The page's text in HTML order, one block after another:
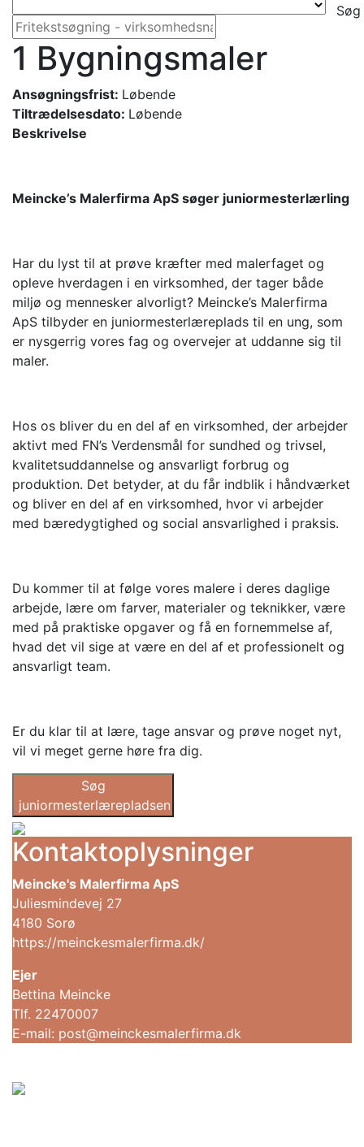
Søg
1 Bygningsmaler
Ansøgningsfrist: Løbende
Tiltrædelsesdato: Løbende
Beskrivelse
Meincke’s Malerfirma ApS søger juniormesterlærling
Har du lyst til at prøve kræfter med malerfaget og
opleve hverdagen i en virksomhed, der tager både
miljø og mennesker alvorligt? Meincke’s Malerfirma
ApS tilbyder en juniormesterlæreplads til en ung, som
er nysgerrig vores fag og overvejer at uddanne sig til
maler.
Hos os bliver du en del af en virksomhed, der arbejder
aktivt med FN’s Verdensmål for sundhed og trivsel,
kvalitetsuddannelse og ansvarligt forbrug og
produktion. Det betyder, at du får indblik i håndværket
og bliver en del af en virksomhed, hvor vi arbejder
med bæredygtighed og social ansvarlighed i praksis.
Du kommer til at følge vores malere i deres daglige
arbejde, lære om farver, materialer og teknikker, være
med på praktiske opgaver og få en fornemmelse af,
hvad det vil sige at være en del af et professionelt og
ansvarligt team.
Er du klar til at lære, tage ansvar og prøve noget nyt,
vil vi meget gerne høre fra dig.
Søg
juniormesterlærepladsen
Kontaktoplysninger
Meincke's Malerfirma ApS
Juliesmindevej 27
4180 Sorø
https://meinckesmalerfirma.dk/
Ejer
Bettina Meincke
Tlf. 22470007
E-mail: post@meinckesmalerfirma.dk